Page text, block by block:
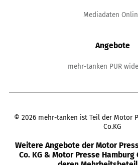
Mediadaten
Angebote
mehr-tanken PUR
© 2026 mehr-tanken ist Teil der Motor
Co.KG
Weitere Angebote der Motor
Co. KG & Motor Presse Hamburg